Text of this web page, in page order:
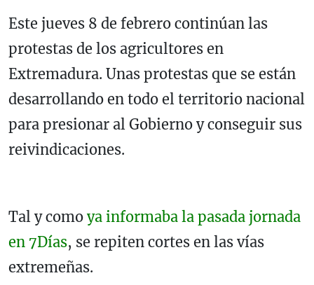
Este jueves 8 de febrero continúan las
protestas de los agricultores en
Extremadura. Unas protestas que se están
desarrollando en todo el territorio nacional
para presionar al Gobierno y conseguir sus
reivindicaciones.
Tal y como ya informaba la pasada jornada
en 7Días, se repiten cortes en las vías
extremeñas.